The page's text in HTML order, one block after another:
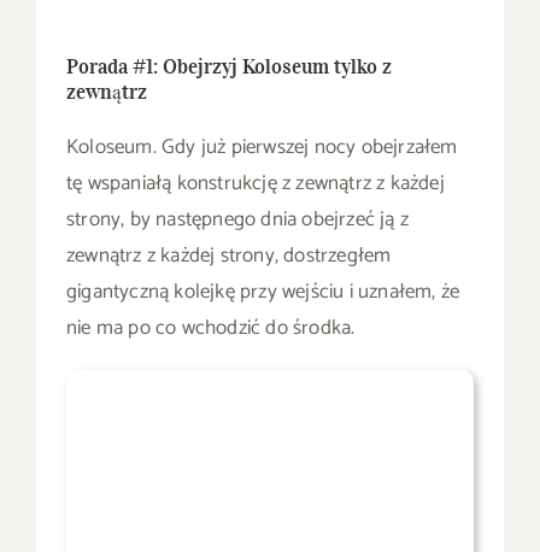
Porada #1: Obejrzyj Koloseum tylko z
zewnątrz
Koloseum. Gdy już pierwszej nocy obejrzałem
tę wspaniałą konstrukcję z zewnątrz z każdej
strony, by następnego dnia obejrzeć ją z
zewnątrz z każdej strony, dostrzegłem
gigantyczną kolejkę przy wejściu i uznałem, że
nie ma po co wchodzić do środka.